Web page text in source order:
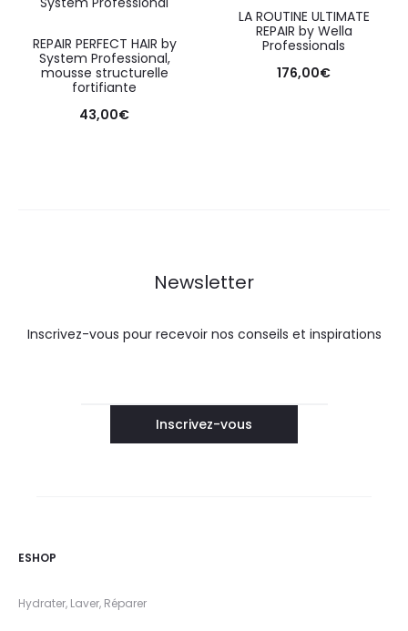
REPAIR PERFECT HAIR by
System Professional,
mousse structurelle
fortifiante
43,00€
LA ROUTINE ULTIMATE
REPAIR by Wella
Professionals
176,00€
Newsletter
Inscrivez-vous pour recevoir nos conseils et inspirations
ESHOP
Hydrater, Laver, Réparer